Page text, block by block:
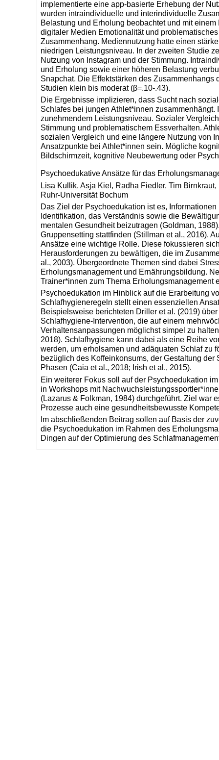
implementierte eine app-basierte Erhebung der
wurden intraindividuelle und interindividuelle
Belastung und Erholung beobachtet und mit
digitaler Medien Emotionalität und
Zusammenhang. Mediennutzung hatte einen
niedrigen Leistungsniveau. In der zweiten Studie
Nutzung von Instagram und der Stimmung.
und Erholung sowie einer höheren Belastung
Snapchat. Die Effektstärken des
Studien klein bis moderat (β=.10-.43).
Die Ergebnisse implizieren, dass Sucht nach
Schlafes bei jungen Athlet*innen
zunehmendem Leistungsniveau. Sozialer
Stimmung und problematischem Essverhalten.
sozialen Vergleich und eine längere Nutzung von
Ansatzpunkte bei Athlet*innen sein. Mögliche
Bildschirmzeit, kognitive Neubewertung oder
Psychoedukative Ansätze für das
Lisa Kullik, Asja Kiel , Radha Fiedler, Tim Birnkraut,
Ruhr-Universität Bochum
Das Ziel der Psychoedukation ist es,
Identifikation, das Verständnis sowie die
mentalen Gesundheit beizutragen (Goldman,
Gruppensetting stattfinden (Stillman et al., 2016).
Ansätze eine wichtige Rolle. Diese fokussieren
Herausforderungen zu bewältigen, die im
al., 2003). Übergeordnete Themen sind dabei
Erholungsmanagement und Ernährungsbildung.
Trainer*innen zum Thema Erholungsmanagement
Psychoedukation im Hinblick auf die Erarbeitung
Schlafhygieneregeln stellt einen essenziellen
Beispielsweise berichteten Driller et al. (2019)
Schlafhygiene-Intervention, die auf einem
Verhaltensanpassungen möglichst simpel zu
2018). Schlafhygiene kann dabei als eine Reihe
werden, um erholsamen und adäquaten Schlaf zu
bezüglich des Koffeinkonsums, der Gestaltung
Phasen (Caia et al., 2018; Irish et al., 2015).
Ein weiterer Fokus soll auf der Psychoedukation
in Workshops mit
(Lazarus & Folkman, 1984) durchgeführt. Ziel war
Prozesse auch eine gesundheitsbewusste
Im abschließenden Beitrag sollen auf Basis der
die Psychoedukation im Rahmen des
Dingen auf der Optimierung des